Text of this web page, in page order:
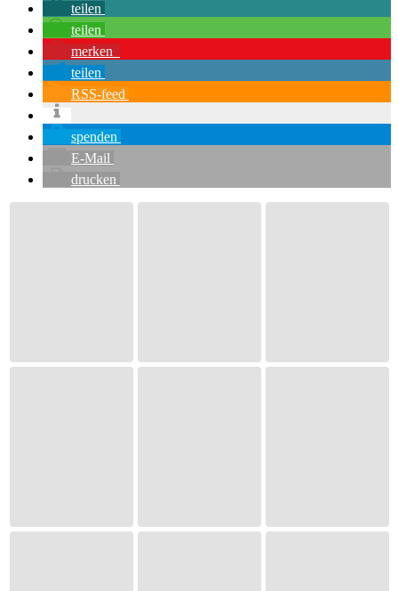
teilen
teilen
merken
teilen
RSS-feed
spenden
E-Mail
drucken